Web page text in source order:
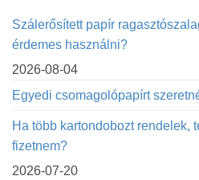
Szálerősített papír
érdemes használni?
2026-08-04
Egyedi csomagolópapírt
Ha több kartondobozt rendelek,
fizetnem?
2026-07-20